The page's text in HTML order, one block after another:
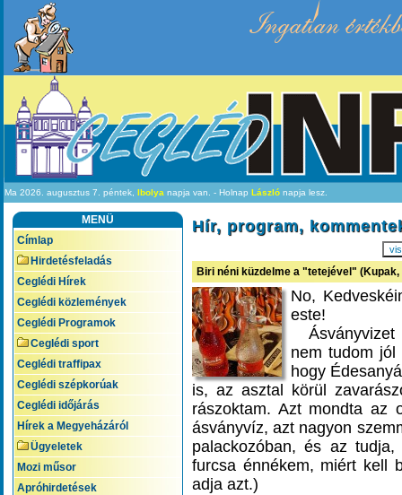
Ingatlan
Ma 2026. augusztus 7. péntek, Ibolya napja van. - Holnap László napja lesz.
MENÜ
Címlap
Hirdetésfeladás
Ceglédi Hírek
Ceglédi közlemények
Ceglédi Programok
Ceglédi sport
Ceglédi traffipax
Ceglédi szépkorúak
Ceglédi időjárás
Hírek a Megyeházáról
Ügyeletek
Mozi műsor
Apróhirdetések
Hír, program,
Biri néni küzdelme a "tetejével"
No,
este!
Ásványvizet
nem tudom jól
hogy
is, az asztal körül
rászoktam. Azt mondta az
ásványvíz, azt nagyon
palackozóban, és az
furcsa énnékem, miért kell
adja azt.)